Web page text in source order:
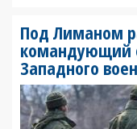
Под Лиманом
командующий
Западного